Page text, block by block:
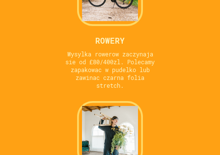
ROWERY
Wysylka rowerow zaczynaja
sie od £80/400zl. Polecamy
zapakowac w pudelko lub
zawinac czarna folia
stretch.